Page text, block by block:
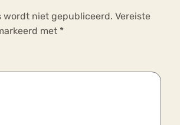
wordt niet gepubliceerd. Vereiste
met *